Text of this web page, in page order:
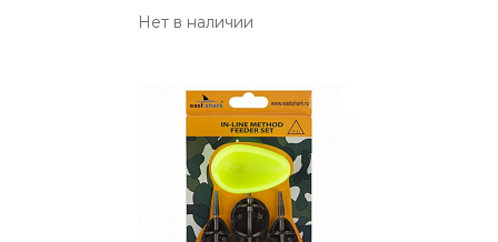
Нет в наличии